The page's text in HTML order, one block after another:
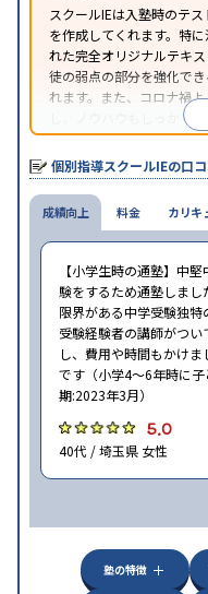
スクールIEは入塾時のテ
を作成してくれます。特
れた完全オリジナルテキ
徒の弱点の部分を強化で
れます。また、コロナ禍
し、ノウハウもしっかり
な個別指導塾です。
個別指導スクールIEの口
成績向上
【小学生時の通塾】中
験をするため通塾しまし
限界がある中学受験独
受験経験者の講師がつ
し、費用や時間もかけ
です（小学4〜6年時に
期:2023年3月）
5.0
40代 / 埼玉県 女性
料金 カリキ
塾の特徴